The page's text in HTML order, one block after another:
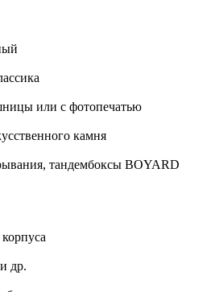
или с фотопечатью
камня
тандембоксы BOYARD
др.